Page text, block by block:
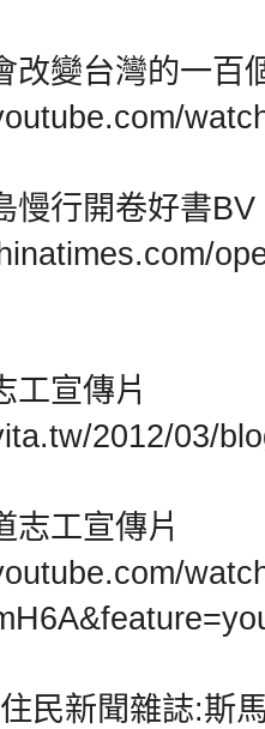
改變台灣的一百
慢行開卷好書BV
工宣傳片
2012/03/
志工宣傳片
6A
民新聞雜誌:斯